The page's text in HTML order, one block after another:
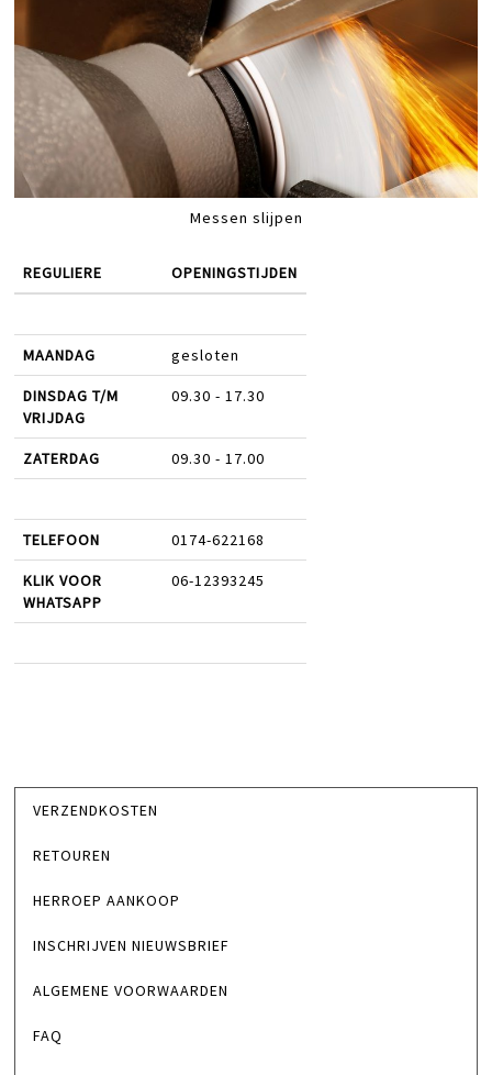
Messen slijpen
REGULIERE OPENINGSTIJDEN
MAANDAG gesloten
DINSDAG T/M
VRIJDAG
09.30 - 17.30
ZATERDAG 09.30 - 17.00
TELEFOON 0174-622168
KLIK VOOR
WHATSAPP
06-12393245
VERZENDKOSTEN
RETOUREN
HERROEP AANKOOP
INSCHRIJVEN NIEUWSBRIEF
ALGEMENE VOORWAARDEN
FAQ